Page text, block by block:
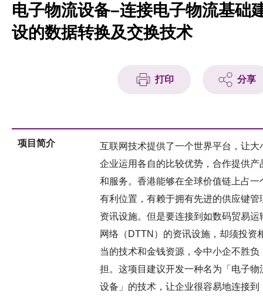
项目伙伴
活动及消息
电子物流设备–连接电子物流基础
设的数据转换及交换技术
打印 分享
项目简介
互联网技术提供了一个世界平台，让大
企业运用各自的比较优势，合作提供产
和服务。香港能够在全球价值链上占一
有利位置，有赖于拥有先进的供应键管
资讯设施。但是要连接到如数码贸易运
网络（DTTN）的资讯设施，却须投资
当的技术和金钱资源，令中小企不胜负
担。这项目建议开发一种名为「电子物
设备」的技术，让企业很容易地连接到